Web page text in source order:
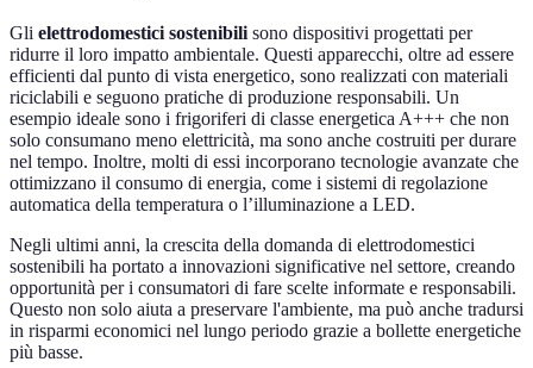
Gli elettrodomestici sostenibili sono dispositivi progettati per
ridurre il loro impatto ambientale. Questi apparecchi, oltre ad essere
efficienti dal punto di vista energetico, sono realizzati con materiali
riciclabili e seguono pratiche di produzione responsabili. Un
esempio ideale sono i frigoriferi di classe energetica A+++ che non
solo consumano meno elettricità, ma sono anche costruiti per durare
nel tempo. Inoltre, molti di essi incorporano tecnologie avanzate che
ottimizzano il consumo di energia, come i sistemi di regolazione
automatica della temperatura o l’illuminazione a LED.
Negli ultimi anni, la crescita della domanda di elettrodomestici
sostenibili ha portato a innovazioni significative nel settore, creando
opportunità per i consumatori di fare scelte informate e responsabili.
Questo non solo aiuta a preservare l'ambiente, ma può anche tradursi
in risparmi economici nel lungo periodo grazie a bollette energetiche
più basse.